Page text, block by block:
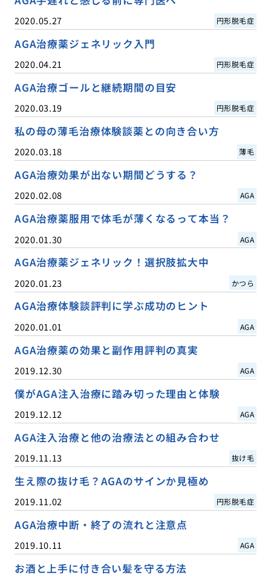
2020.05.27 円形脱毛症
AGA治療薬ジェネリック入門
2020.04.21 円形脱毛症
AGA治療ゴールと継続期間の目安
2020.03.19 円形脱毛症
私の母の薄毛治療体験談薬との向き合い方
2020.03.18 薄毛
AGA治療効果が出ない期間どうする？
2020.02.08 AGA
AGA治療薬服用で体毛が薄くなるって本当？
2020.01.30 AGA
AGA治療薬ジェネリック！選択肢拡大中
2020.01.23 かつら
AGA治療体験談評判に学ぶ成功のヒント
2020.01.01 AGA
AGA治療薬の効果と副作用評判の真実
2019.12.30 AGA
僕がAGA注入治療に踏み切った理由と体験
2019.12.12 AGA
AGA注入治療と他の治療法との組み合わせ
2019.11.13 抜け毛
生え際の抜け毛？AGAのサインか見極め
2019.11.02 円形脱毛症
AGA治療中断・終了の流れと注意点
2019.10.11 AGA
お酒と上手に付き合い髪を守る方法